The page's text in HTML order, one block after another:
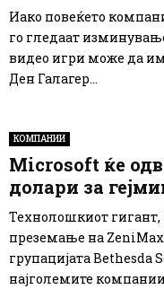
Иако повеќето
го гледаат
видео игри може да
Ден Галагер...
КОМПАНИИ
Microsoft ќе
долари за
Технолошкиот гигант,
преземање на
групацијата Bethesda
најголемите